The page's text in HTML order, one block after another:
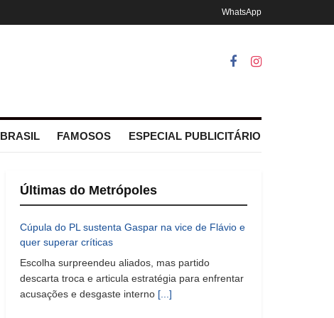
WhatsApp
BRASIL FAMOSOS ESPECIAL PUBLICITÁRIO
Últimas do Metrópoles
Cúpula do PL sustenta Gaspar na vice de Flávio e
quer superar críticas
Escolha surpreendeu aliados, mas partido
descarta troca e articula estratégia para enfrentar
acusações e desgaste interno [...]